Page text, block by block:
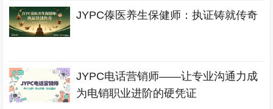
JYPC傣医养生保健师：执证铸就传奇
JYPC电话营销师——让专业沟通力成
为电销职业进阶的硬凭证